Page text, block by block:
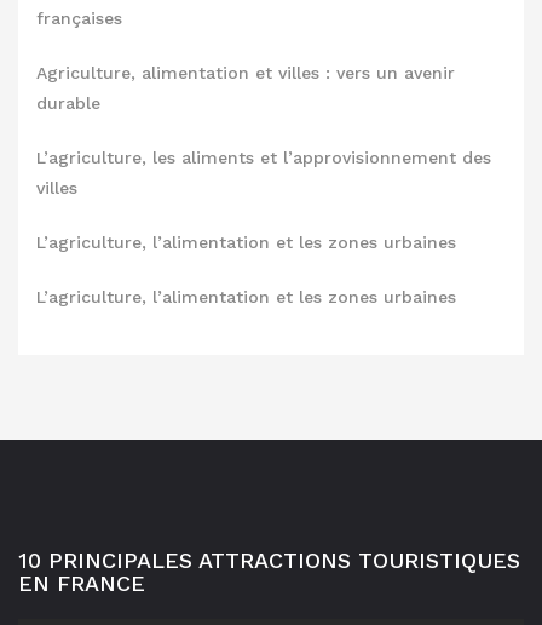
françaises
Agriculture, alimentation et villes : vers un avenir
durable
L’agriculture, les aliments et l’approvisionnement des
villes
L’agriculture, l’alimentation et les zones urbaines
L’agriculture, l’alimentation et les zones urbaines
10 PRINCIPALES ATTRACTIONS TOURISTIQUES
EN FRANCE